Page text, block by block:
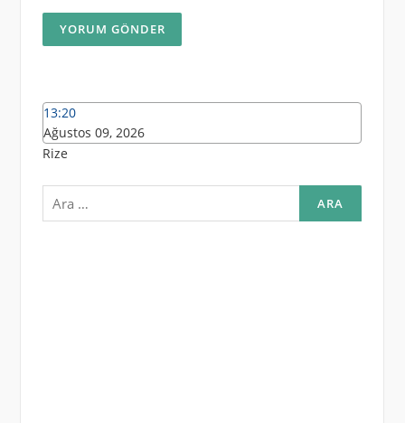
13:20
Ağustos 09, 2026
Rize
Arama: